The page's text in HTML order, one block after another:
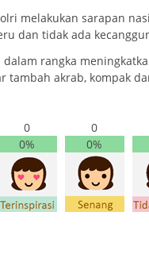
melakukan sarapan
dan tidak ada
rangka
tambah akrab, kompak
0
0%
0
0%